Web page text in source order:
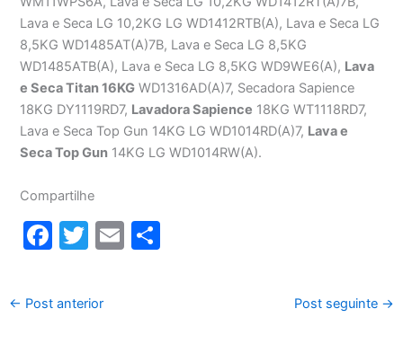
Lava e Seca LG 10,2KG LG WD1412RTB(A), Lava e Seca LG
8,5KG WD1485AT(A)7B, Lava e Seca LG 8,5KG
WD1485ATB(A), Lava e Seca LG 8,5KG WD9WE6(A), Lava
e Seca Titan 16KG WD1316AD(A)7, Secadora Sapience
18KG DY1119RD7, Lavadora Sapience 18KG WT1118RD7,
Lava e Seca Top Gun 14KG LG WD1014RD(A)7, Lava e
Seca Top Gun 14KG LG WD1014RW(A).
Compartilhe
F
c
e
T
itt
er
E
← Post anterior Post seguinte →